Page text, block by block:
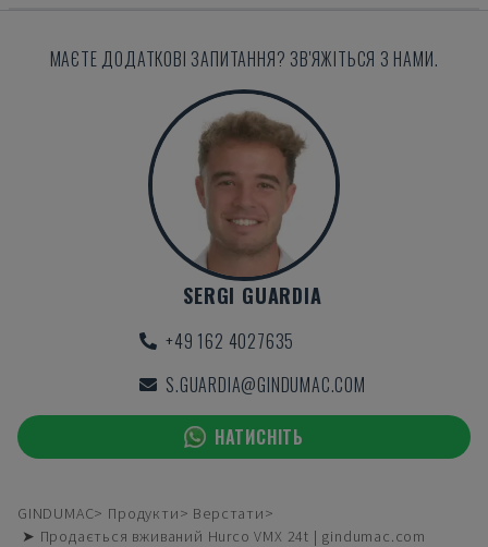
МАЄТЕ ДОДАТКОВІ ЗАПИТАННЯ? ЗВ'ЯЖІТЬСЯ З НАМИ.
SERGI GUARDIA
+49 162 4027635
S.GUARDIA@GINDUMAC.COM
НАТИСНІТЬ
GINDUMAC Продукти
Верстати
➤ Продається вживаний Hurco VMX 24t | gindumac.com